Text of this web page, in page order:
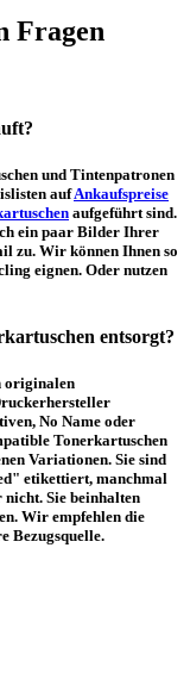
Fragen
und Tintenpatronen
aufAnkaufspreise
aufgeführt sind.
ein paar Bilder Ihrer
zu. Wir können Ihnen so
eignen. Oder nutzen
entsorgt?
originalen
No Name oder
Tonerkartuschen
Variationen. Sie sind
etikettiert, manchmal
Sie beinhalten
Wir empfehlen die
Bezugsquelle.
bzw.
30,00€ pro Paket bzw.
sich die
Palette (inkl. MwSt.).